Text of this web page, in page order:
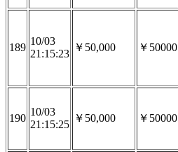
189
10/03
21:15:23
￥50,000 ￥50000
190
10/03
21:15:25
￥50,000 ￥50000